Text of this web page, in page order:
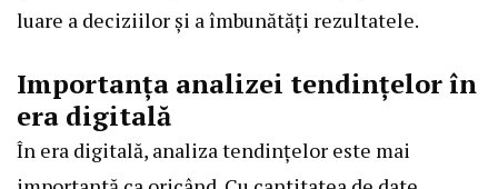
luare a deciziilor și a îmbunătăți rezultatele.
Importanța analizei tendințelor în
era digitală
În era digitală, analiza tendințelor este mai